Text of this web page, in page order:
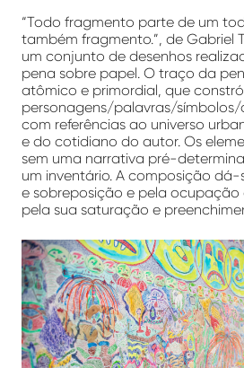
“Todo fragmento parte de um
também fragmento.”, de Gabriel
um conjunto de desenhos
pena sobre papel. O traço da
atômico e primordial, que
personagens/palavras/símbolos/
com referências ao universo
e do cotidiano do autor. Os
sem uma narrativa pré-
um inventário. A composição
e sobreposição e pela
pela sua saturação e